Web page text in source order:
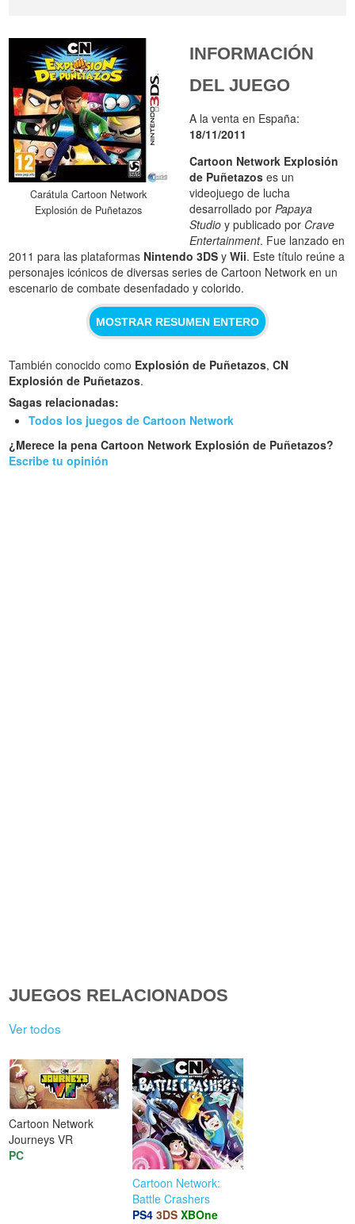
Carátula Cartoon Network
Explosión de Puñetazos
INFORMACIÓN
DEL JUEGO
A la venta en España:
18/11/2011
Cartoon Network Explosión
de Puñetazos es un
videojuego de lucha
desarrollado porPapaya
Studio y publicado por Crave
Entertainment. Fue lanzado en
2011 para las plataformas Nintendo 3DS yWii. Este título reúne a
personajes icónicos de diversas series de Cartoon Network en un
escenario de combate desenfadado y colorido.
MOSTRAR RESUMEN ENTERO
También conocido como Explosión de Puñetazos,CN
Explosión de Puñetazos.
Sagas relacionadas:
Todos los juegos de Cartoon Network
¿Merece la pena Cartoon Network Explosión de Puñetazos?
Escribe tu opinión
JUEGOS RELACIONADOS
Ver todos
Cartoon Network
Journeys VR
PC
Cartoon Network:
Battle Crashers
PS4 3DS XBOne